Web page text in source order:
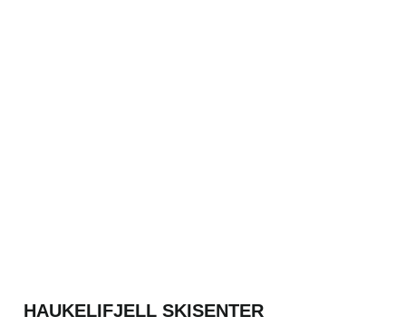
HAUKELIFJELL SKISENTER